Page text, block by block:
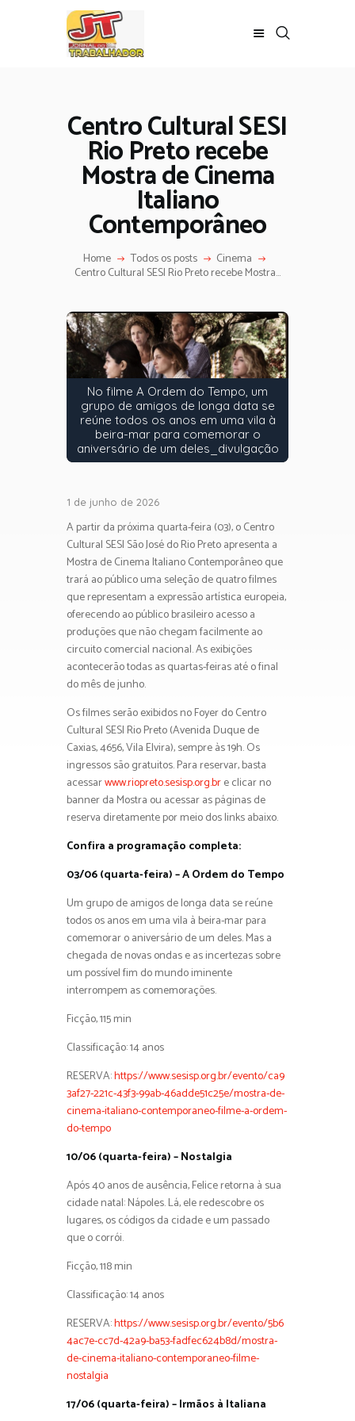
Centro Cultural SESI
Rio Preto recebe
Mostra de Cinema
Italiano
Contemporâneo
Home Todos os posts Cinema
Centro Cultural SESI Rio Preto recebe Mostra...
No filme A Ordem do Tempo, um
grupo de amigos de longa data se
reúne todos os anos em uma vila à
beira-mar para comemorar o
aniversário de um deles_divulgação
1 de junho de 2026
A partir da próxima quarta-feira (03), o Centro
Cultural SESI São José do Rio Preto apresenta a
Mostra de Cinema Italiano Contemporâneo que
trará ao público uma seleção de quatro filmes
que representam a expressão artística europeia,
oferecendo ao público brasileiro acesso a
produções que não chegam facilmente ao
circuito comercial nacional. As exibições
acontecerão todas as quartas-feiras até o final
do mês de junho.
Os filmes serão exibidos no Foyer do Centro
Cultural SESI Rio Preto (Avenida Duque de
Caxias, 4656, Vila Elvira), sempre às 19h. Os
ingressos são gratuitos. Para reservar, basta
acessarwww.riopreto.sesisp.org.bre clicar no
banner da Mostra ou acessar as páginas de
reserva diretamente por meio dos links abaixo.
Confira a programação completa:
03/06 (quarta-feira) – A Ordem do Tempo
Um grupo de amigos de longa data se reúne
todos os anos em uma vila à beira-mar para
comemorar o aniversário de um deles. Mas a
chegada de novas ondas e as incertezas sobre
um possível fim do mundo iminente
interrompem as comemorações.
Ficção, 115 min
Classificação: 14 anos
RESERVA:https://www.sesisp.org.br/evento/ca9
3af27-221c-43f3-99ab-46adde51c25e/mostra-de-
cinema-italiano-contemporaneo-filme-a-ordem-
do-tempo
10/06 (quarta-feira) – Nostalgia
Após 40 anos de ausência, Felice retorna à sua
cidade natal: Nápoles. Lá, ele redescobre os
lugares, os códigos da cidade e um passado
que o corrói.
Ficção, 118 min
Classificação: 14 anos
RESERVA:https://www.sesisp.org.br/evento/5b6
4ac7e-cc7d-42a9-ba53-fadfec624b8d/mostra-
de-cinema-italiano-contemporaneo-filme-
nostalgia
17/06 (quarta-feira) – Irmãos à Italiana